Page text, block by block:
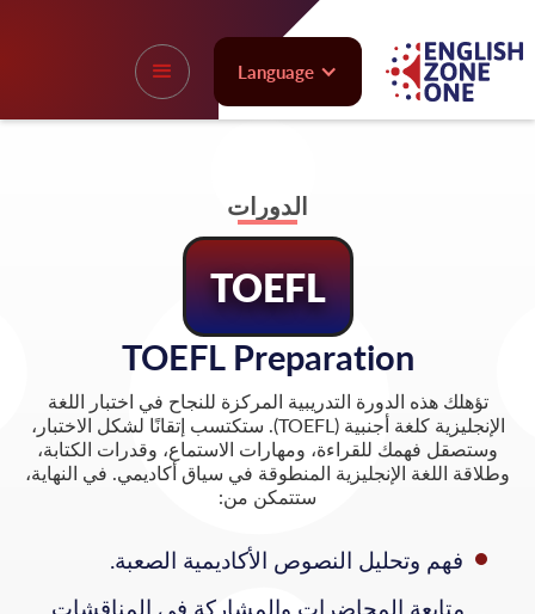
Language
الدورات
TOEFL
TOEFL Preparation
تؤهلك هذه الدورة التدريبية المركزة للنجاح في اختبار اللغة
الإنجليزية كلغة أجنبية (TOEFL). ستكتسب إتقانًا لشكل الاختبار،
وستصقل فهمك للقراءة، ومهارات الاستماع، وقدرات الكتابة،
وطلاقة اللغة الإنجليزية المنطوقة في سياق أكاديمي. في النهاية،
ستتمكن من:
فهم وتحليل النصوص الأكاديمية الصعبة.
متابعة المحاضرات والمشاركة في المناقشات